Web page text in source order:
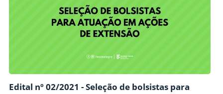
Edital nº 02/2021 - Seleção de bolsistas para